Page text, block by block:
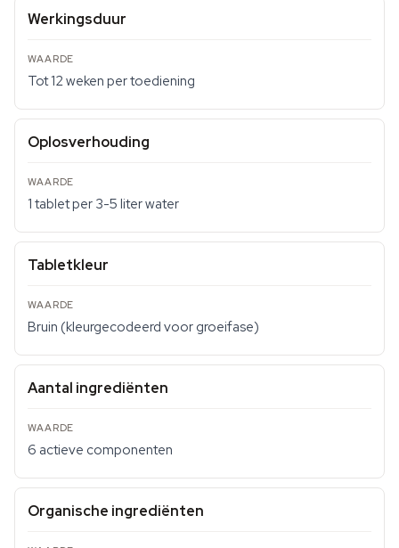
Werkingsduur
Tot 12 weken per toediening
Oplosverhouding
1 tablet per 3-5 liter water
Tabletkleur
Bruin (kleurgecodeerd voor groeifase)
Aantal ingrediënten
6 actieve componenten
Organische ingrediënten